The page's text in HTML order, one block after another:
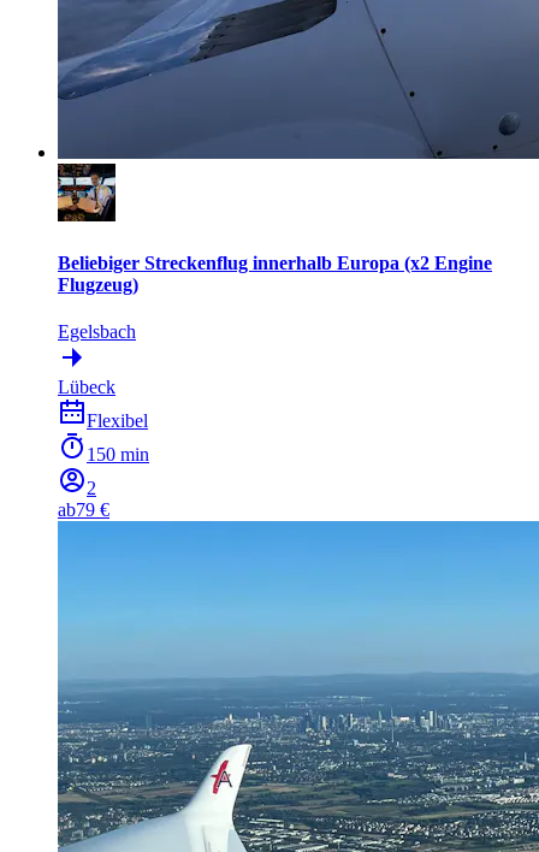
Beliebiger Streckenflug innerhalb Europa (x2 Engine
Flugzeug)
Egelsbach
Lübeck
Flexibel
150 min
2
ab79 €